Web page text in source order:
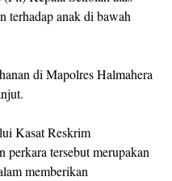
terhadap anak di bawah
di Mapolres Halmahera
Kasat Reskrim
perkara tersebut merupakan
memberikan